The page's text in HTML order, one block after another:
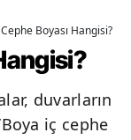
Boyası Hangisi?
duvarların
iç cephe